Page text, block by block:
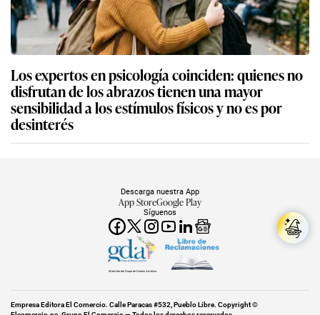
Los expertos en psicología coinciden: quienes no
disfrutan de los abrazos tienen una mayor
sensibilidad a los estímulos físicos y no es por
desinterés
Síguenos
Descarga nuestra App
App StoreGoogle Play
Miembro del Grupo de Diarios América
Empresa Editora El Comercio. Calle Paracas #532, Pueblo Libre. Copyright ©